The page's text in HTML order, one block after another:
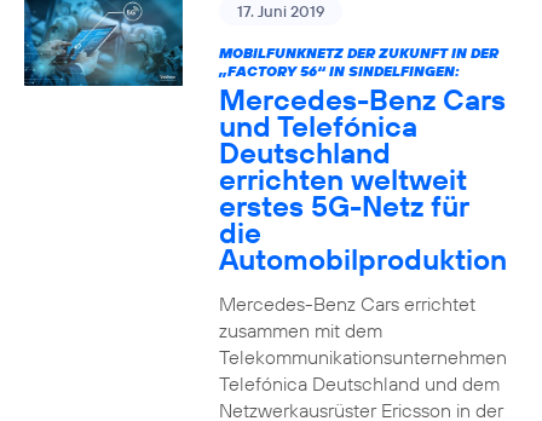
17. Juni 2019
MOBILFUNKNETZ DER ZUKUNFT IN DER
„FACTORY 56“ IN SINDELFINGEN:
Mercedes-Benz Cars
und Telefónica
Deutschland
errichten weltweit
erstes 5G-Netz für
die
Automobilproduktion
Mercedes-Benz Cars errichtet
zusammen mit dem
Telekommunikationsunternehmen
Telefónica Deutschland und dem
Netzwerkausrüster Ericsson in der